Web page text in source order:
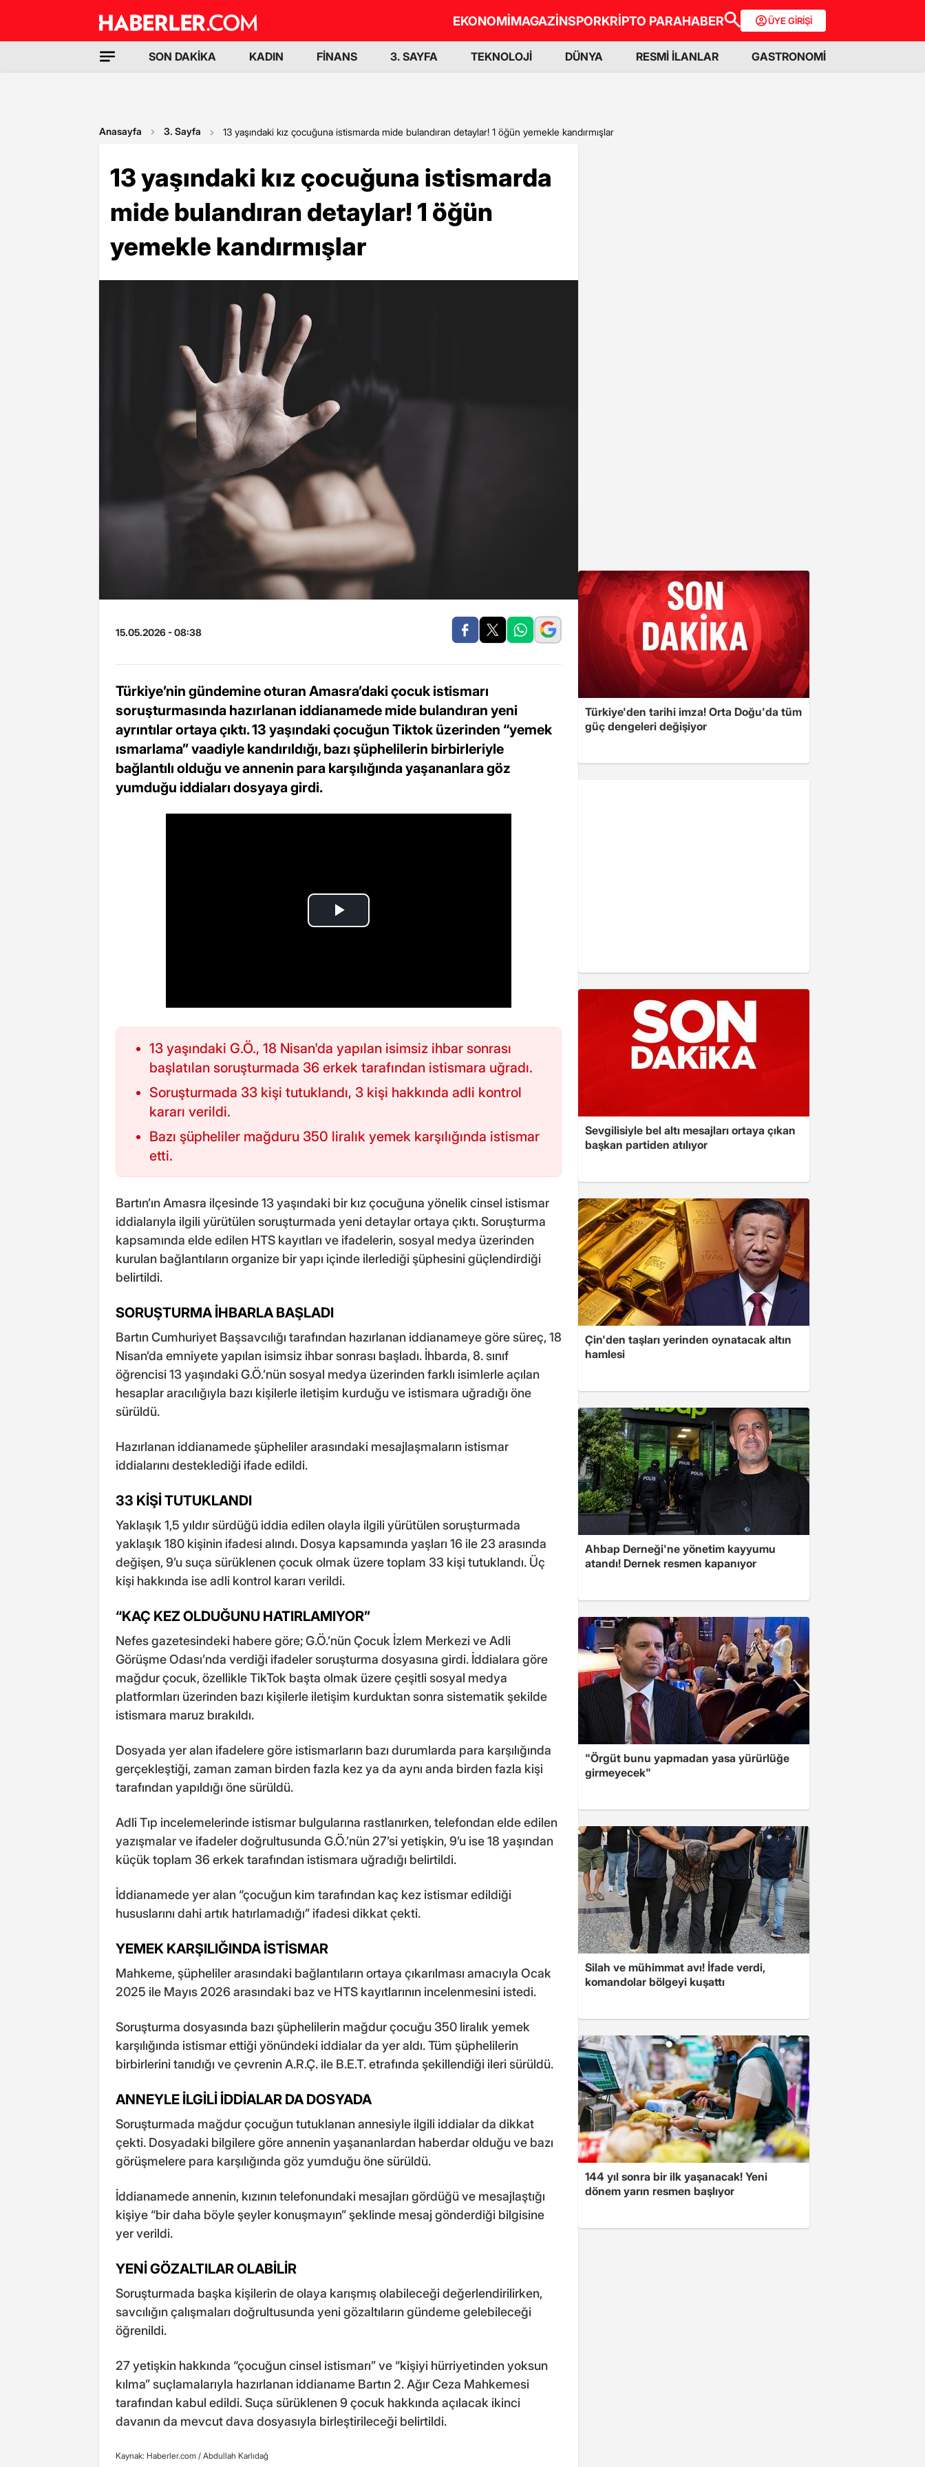
EKONOMİMAGAZİNSPORKRİPTO PARAHABER ÜYE GİRİŞİ
SON DAKİKA KADIN FİNANS 3. SAYFA TEKNOLOJİ DÜNYA RESMİ İLANLAR GASTRONOMİ
Anasayfa 3. Sayfa 13 yaşındaki kız çocuğuna istismarda mide bulandıran detaylar! 1 öğün yemekle kandırmışlar
13 yaşındaki kız çocuğuna istismarda
mide bulandıran detaylar! 1 öğün
yemekle kandırmışlar
15.05.2026 - 08:38
Türkiye’nin gündemine oturan Amasra’daki çocuk istismarı
soruşturmasında hazırlanan iddianamede mide bulandıran yeni
ayrıntılar ortaya çıktı. 13 yaşındaki çocuğun Tiktok üzerinden “yemek
ısmarlama” vaadiyle kandırıldığı, bazı şüphelilerin birbirleriyle
bağlantılı olduğu ve annenin para karşılığında yaşananlara göz
yumduğu iddiaları dosyaya girdi.
13 yaşındaki G.Ö., 18 Nisan'da yapılan isimsiz ihbar sonrası
başlatılan soruşturmada 36 erkek tarafından istismara uğradı.
Soruşturmada 33 kişi tutuklandı, 3 kişi hakkında adli kontrol
kararı verildi.
Bazı şüpheliler mağduru 350 liralık yemek karşılığında istismar
etti.
Bartın’ın Amasra ilçesinde 13 yaşındaki bir kız çocuğuna yönelik cinsel istismar
iddialarıyla ilgili yürütülen soruşturmada yeni detaylar ortaya çıktı. Soruşturma
kapsamında elde edilen HTS kayıtları ve ifadelerin, sosyal medya üzerinden
kurulan bağlantıların organize bir yapı içinde ilerlediği şüphesini güçlendirdiği
belirtildi.
SORUŞTURMA İHBARLA BAŞLADI
Bartın Cumhuriyet Başsavcılığı tarafından hazırlanan iddianameye göre süreç, 18
Nisan’da emniyete yapılan isimsiz ihbar sonrası başladı. İhbarda, 8. sınıf
öğrencisi 13 yaşındaki G.Ö.’nün sosyal medya üzerinden farklı isimlerle açılan
hesaplar aracılığıyla bazı kişilerle iletişim kurduğu ve istismara uğradığı öne
sürüldü.
Hazırlanan iddianamede şüpheliler arasındaki mesajlaşmaların istismar
iddialarını desteklediği ifade edildi.
33 KİŞİ TUTUKLANDI
Yaklaşık 1,5 yıldır sürdüğü iddia edilen olayla ilgili yürütülen soruşturmada
yaklaşık 180 kişinin ifadesi alındı. Dosya kapsamında yaşları 16 ile 23 arasında
değişen, 9’u suça sürüklenen çocuk olmak üzere toplam 33 kişi tutuklandı. Üç
kişi hakkında ise adli kontrol kararı verildi.
“KAÇ KEZ OLDUĞUNU HATIRLAMIYOR”
Nefes gazetesindeki habere göre; G.Ö.’nün Çocuk İzlem Merkezi ve Adli
Görüşme Odası’nda verdiği ifadeler soruşturma dosyasına girdi. İddialara göre
mağdur çocuk, özellikle TikTok başta olmak üzere çeşitli sosyal medya
platformları üzerinden bazı kişilerle iletişim kurduktan sonra sistematik şekilde
istismara maruz bırakıldı.
Dosyada yer alan ifadelere göre istismarların bazı durumlarda para karşılığında
gerçekleştiği, zaman zaman birden fazla kez ya da aynı anda birden fazla kişi
tarafından yapıldığı öne sürüldü.
Adli Tıp incelemelerinde istismar bulgularına rastlanırken, telefondan elde edilen
yazışmalar ve ifadeler doğrultusunda G.Ö.’nün 27’si yetişkin, 9’u ise 18 yaşından
küçük toplam 36 erkek tarafından istismara uğradığı belirtildi.
İddianamede yer alan “çocuğun kim tarafından kaç kez istismar edildiği
hususlarını dahi artık hatırlamadığı” ifadesi dikkat çekti.
YEMEK KARŞILIĞINDA İSTİSMAR
Mahkeme, şüpheliler arasındaki bağlantıların ortaya çıkarılması amacıyla Ocak
2025 ile Mayıs 2026 arasındaki baz ve HTS kayıtlarının incelenmesini istedi.
Soruşturma dosyasında bazı şüphelilerin mağdur çocuğu 350 liralık yemek
karşılığında istismar ettiği yönündeki iddialar da yer aldı. Tüm şüphelilerin
birbirlerini tanıdığı ve çevrenin A.R.Ç. ile B.E.T. etrafında şekillendiği ileri sürüldü.
ANNEYLE İLGİLİ İDDİALAR DA DOSYADA
Soruşturmada mağdur çocuğun tutuklanan annesiyle ilgili iddialar da dikkat
çekti. Dosyadaki bilgilere göre annenin yaşananlardan haberdar olduğu ve bazı
görüşmelere para karşılığında göz yumduğu öne sürüldü.
İddianamede annenin, kızının telefonundaki mesajları gördüğü ve mesajlaştığı
kişiye “bir daha böyle şeyler konuşmayın” şeklinde mesaj gönderdiği bilgisine
yer verildi.
YENİ GÖZALTILAR OLABİLİR
Soruşturmada başka kişilerin de olaya karışmış olabileceği değerlendirilirken,
savcılığın çalışmaları doğrultusunda yeni gözaltıların gündeme gelebileceği
öğrenildi.
27 yetişkin hakkında “çocuğun cinsel istismarı” ve “kişiyi hürriyetinden yoksun
kılma” suçlamalarıyla hazırlanan iddianame Bartın 2. Ağır Ceza Mahkemesi
tarafından kabul edildi. Suça sürüklenen 9 çocuk hakkında açılacak ikinci
davanın da mevcut dava dosyasıyla birleştirileceği belirtildi.
Kaynak: Haberler.com / Abdullah Karlıdağ
Türkiye'den tarihi imza! Orta Doğu'da tüm
güç dengeleri değişiyor
Sevgilisiyle bel altı mesajları ortaya çıkan
başkan partiden atılıyor
Çin'den taşları yerinden oynatacak altın
hamlesi
Ahbap Derneği'ne yönetim kayyumu
atandı! Dernek resmen kapanıyor
"Örgüt bunu yapmadan yasa yürürlüğe
girmeyecek"
Silah ve mühimmat avı! İfade verdi,
komandolar bölgeyi kuşattı
144 yıl sonra bir ilk yaşanacak! Yeni
dönem yarın resmen başlıyor